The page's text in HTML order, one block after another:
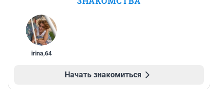
irina,64
Начать знакомиться